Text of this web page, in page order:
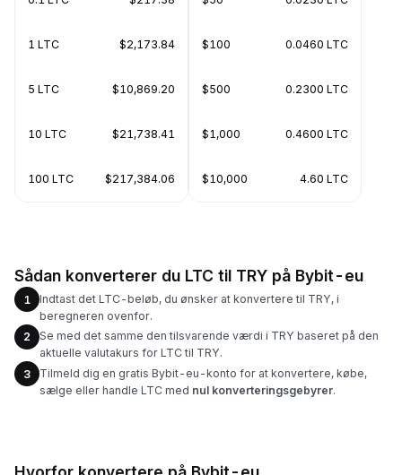
1 LTC $2,173.84
5 LTC $10,869.20
10 LTC $21,738.41
100 LTC $217,384.06
$100 0.0460 LTC
$500 0.2300 LTC
$1,000 0.4600 LTC
$10,000 4.60 LTC
Sådan konverterer du LTC til TRY på Bybit-eu
1
Indtast det LTC-beløb, du ønsker at konvertere til TRY, i
beregneren ovenfor.
2
Se med det samme den tilsvarende værdi i TRY baseret på den
aktuelle valutakurs for LTC til TRY.
3
Tilmeld dig en gratis Bybit-eu-konto for at konvertere, købe,
sælge eller handle LTC med nul konverteringsgebyrer.